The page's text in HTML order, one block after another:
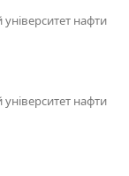
нафти
нафти